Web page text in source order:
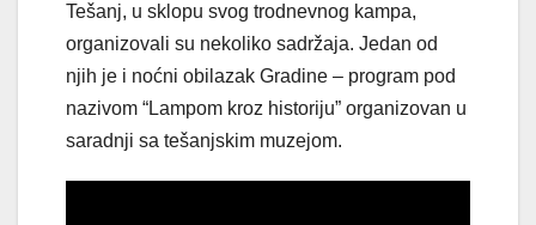
Tešanj, u sklopu svog trodnevnog kampa,
organizovali su nekoliko sadržaja. Jedan od
njih je i noćni obilazak Gradine – program pod
nazivom “Lampom kroz historiju” organizovan u
saradnji sa tešanjskim muzejom.